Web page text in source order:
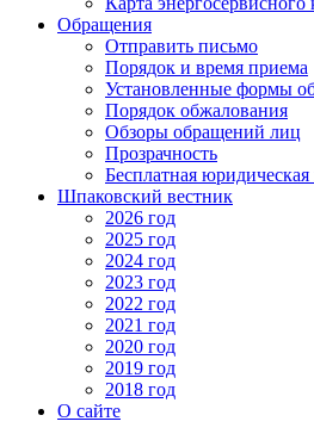
Обращения
Отправить письмо
Порядок и время приема
Установленные формы
Порядок обжалования
Обзоры обращений лиц
Прозрачность
Бесплатная
Шпаковский вестник
2026 год
2025 год
2024 год
2023 год
2022 год
2021 год
2020 год
2019 год
2018 год
О сайте